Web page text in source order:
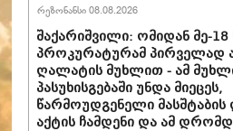
რეზონანსი 08.08.2026
შაქარიშვილი: ომიდან მე-
პროკურატურამ პირველად
ღალატის მუხლით - ამ
პასუხისგებაში უნდა მიეცეს,
წარმოუდგენელი
აქტის ჩამდენი და ამ